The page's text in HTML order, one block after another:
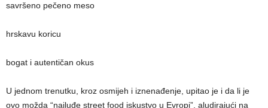
savršeno pečeno meso
hrskavu koricu
bogat i autentičan okus
U jednom trenutku, kroz osmijeh i iznenađenje, upitao je i da li je
ovo možda “najluđe street food iskustvo u Evropi”, aludirajući na